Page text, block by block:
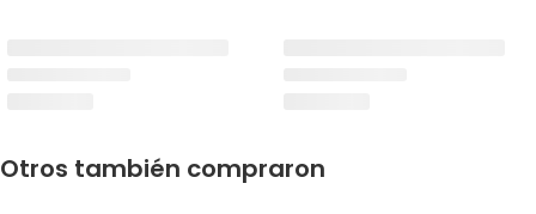
Otros también compraron